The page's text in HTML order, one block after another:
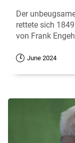
Der
rettete sich
von Frank
June 2024